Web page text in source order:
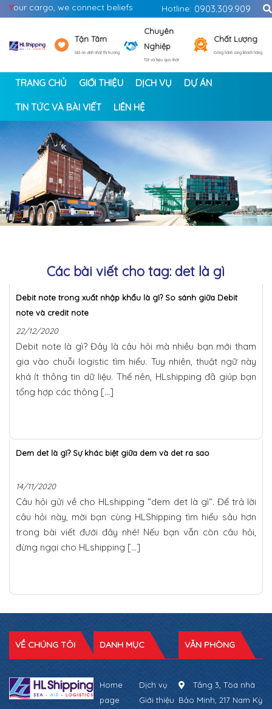
Your cargo, we connect beliefs Hotline: 0903.309.909
Tận Tâm
Giá ổn định nhất thị trường
Chuyên
Nghiệp
Tốt và hiệu quả nhất
Chất Lượng
Đồng hành cùng khách hàng
TRANG CHỦ GIỚI THIỆU DỊCH VỤ DỰ ÁN
TIN TỨC VÀ BÀI VIẾT LIÊN HỆ
< >
Các bài viết cho tag: det là gì
Debit note trong xuất nhập khẩu là gì? So sánh giữa Debit
note và credit note
22/12/2020
Debit note là gì? Đây là câu hỏi mà nhiều bạn mới tham
gia vào chuỗi logistic tìm hiểu. Tuy nhiên, thuật ngữ này
khá ít thông tin dữ liệu. Thế nên, HLshipping đã giúp bạn
tổng hợp các thông […]
Dem det là gì? Sự khác biệt giữa dem và det ra sao
14/11/2020
Câu hỏi gửi về cho HLshipping “dem det là gì“. Để trả lời
câu hỏi này, mời bạn cùng HLShipping tìm hiểu sâu hơn
trong bài viết đưới đây nhé! Nếu bạn vẫn còn câu hỏi,
đừng ngại cho HLshipping […]
VỀ CHÚNG TÔI DANH MỤC
Home
page
Dịch vụ
Giới thiệu
VĂN PHÒNG
Tầng 3, Tòa nhà
Bảo Minh, 217 Nam Kỳ